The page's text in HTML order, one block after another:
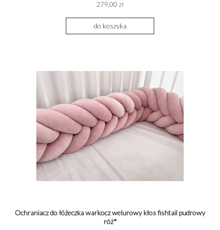
279,00 zł
do koszyka
Ochraniacz do łóżeczka warkocz welurowy kłos fishtail pudrowy
róż*